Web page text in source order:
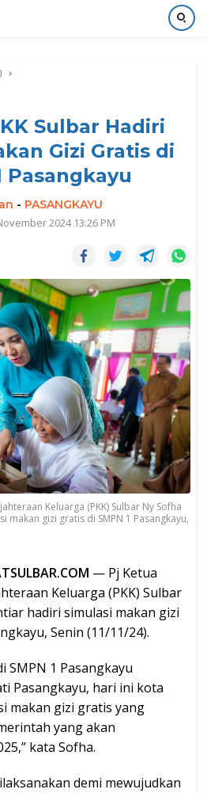
Sulbar Hadiri
Gizi Gratis di
Pasangkayu
- PASANGKAYU
2024 13:26 PM
Keluarga (PKK) Sulbar Ny Sofha
makan gizi gratis di SMPN 1 Pasangkayu,
— Pj Ketua
Keluarga (PKK) Sulbar
hadiri simulasi makan gizi
Senin (11/11/24).
SMPN 1 Pasangkayu
Pasangkayu, hari ini kota
makan gizi gratis yang
yang akan
kata Sofha.
demi mewujudkan